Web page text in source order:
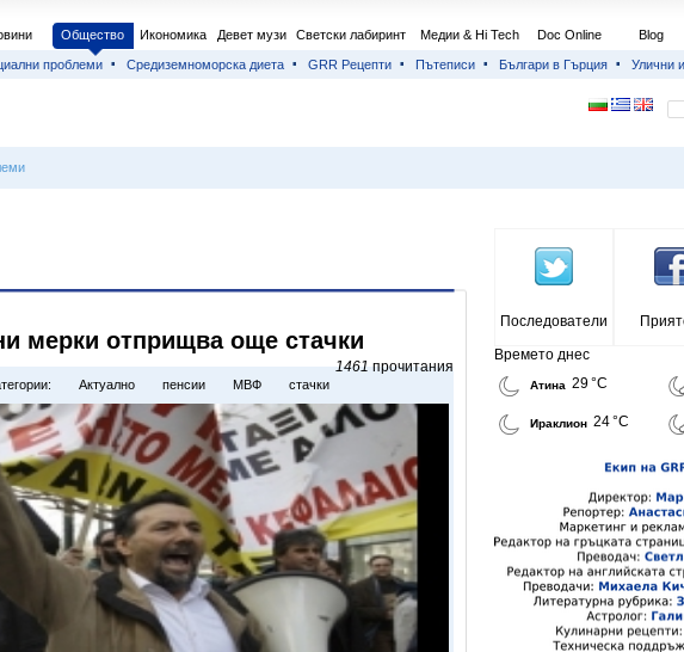
Общество Икономика Девет музи Светски лабиринт Медии & Hi Tech Doc Online Blog
проблеми Средиземноморска диета GRR Рецепти Пътеписи Българи в Гърция Улични
мерки отприщва още стачки
1461 прочитания
Актуално пенсии МВФ стачки
Последователи
Времето днес
Атина 29 °C
Ираклион 24 °C